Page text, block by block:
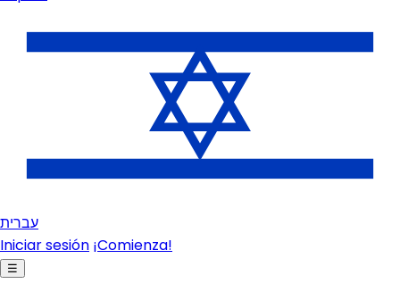
עברית
Iniciar sesión ¡Comienza!
☰